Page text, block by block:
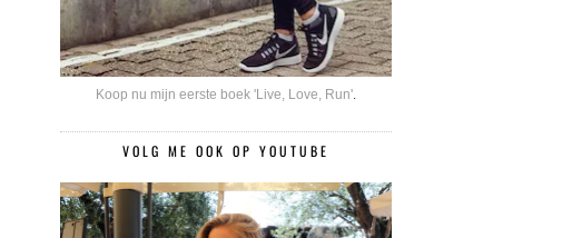
Koop nu mijn eerste boek 'Live, Love, Run'.
VOLG ME OOK OP YOUTUBE